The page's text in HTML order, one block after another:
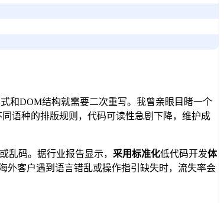
和DOM结构就需要二次重写。我曾亲眼目睹一个
语种的排版规则，代码可读性急剧下降，维护成
乱码。据行业报告显示， 采用标准化低代码开发体
外客户遇到语言错乱或操作指引缺失时，流失率会